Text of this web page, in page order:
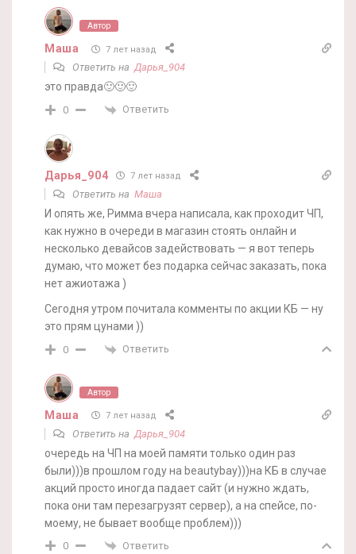
Автор
Маша 7 лет назад
Ответить наДарья_904
это правда🙂🙂🙂
0 Ответить
Дарья_904 7 лет назад
Ответить на Маша
И опять же, Римма вчера написала, как проходит ЧП,
как нужно в очереди в магазин стоять онлайн и
несколько девайсов задействовать — я вот теперь
думаю, что может без подарка сейчас заказать, пока
нет ажиотажа )
Сегодня утром почитала комменты по акции КБ — ну
это прям цунами ))
0 Ответить
Автор
Маша 7 лет назад
Ответить на Дарья_904
очередь на ЧП на моей памяти только один раз
были)))в прошлом году на beautybay)))на КБ в случае
акций просто иногда падает сайт (и нужно ждать,
пока они там перезагрузят сервер), а на спейсе, по-
моему, не бывает вообще проблем)))
0 Ответить